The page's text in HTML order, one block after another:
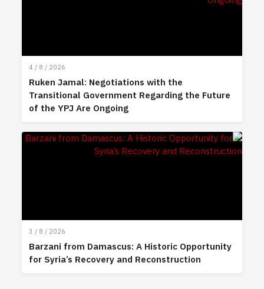
4 / 8 / 2026
Ruken Jamal: Negotiations with the
Transitional Government Regarding the Future
of the YPJ Are Ongoing
3 / 8 / 2026
Barzani from Damascus: A Historic Opportunity
for Syria’s Recovery and Reconstruction